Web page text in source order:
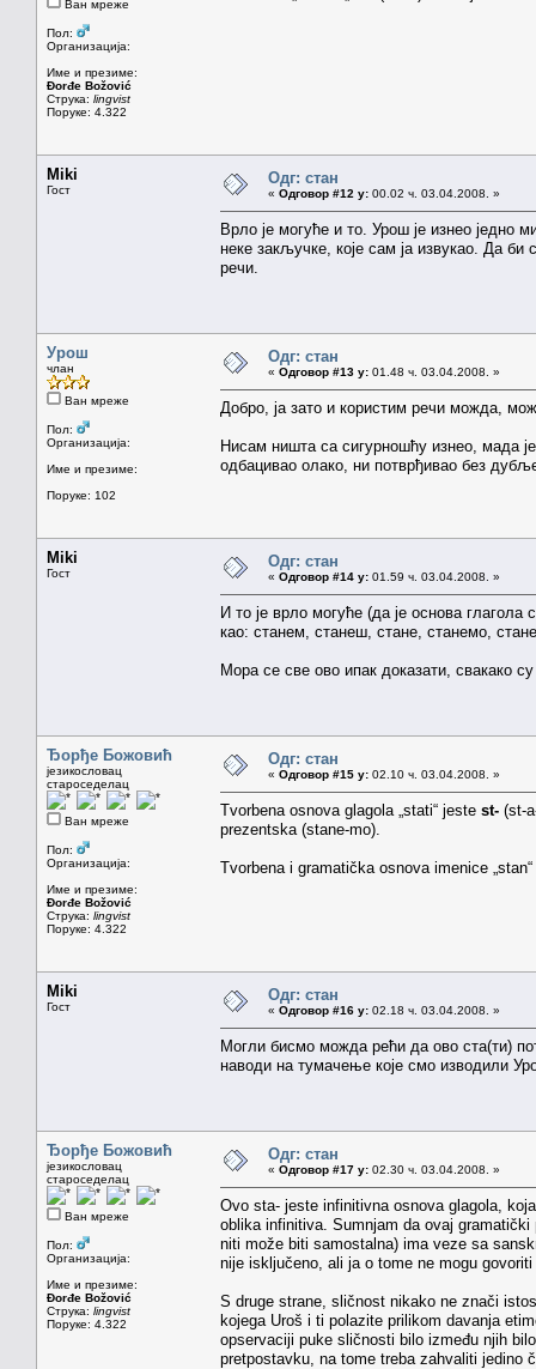
Ван мреже
Пол:
Организација:
Име и презиме:
Đorđe Božović
Струка: lingvist
Поруке: 4.322
Miki
Гост
Одг: стан
« Одговор #12 у: 00.02 ч. 03.04.2008. »
Врло је могуће и то. Урош је изнео једно
неке закључке, које сам ја извукао. Да би
речи.
Урош
члан
Ван мреже
Пол:
Организација:
Име и презиме:
Поруке: 102
Одг: стан
« Одговор #13 у: 01.48 ч. 03.04.2008. »
Добро, ја зато и користим речи можда,
Нисам ништа са сигурношћу изнео, мада
одбацивао олако, ни потврђивао без
Miki
Гост
Одг: стан
« Одговор #14 у: 01.59 ч. 03.04.2008. »
И то је врло могуће (да је основа
као: станем, станеш, стане, станемо,
Мора се све ово ипак доказати, свакако
Ђорђе Божовић
језикословац
староседелац
Ван мреже
Пол:
Организација:
Име и презиме:
Đorđe Božović
Струка: lingvist
Поруке: 4.322
Одг: стан
« Одговор #15 у: 02.10 ч. 03.04.2008. »
Tvorbena osnova glagola „stati“ jeste st- (st-
prezentska (stane-mo).
Tvorbena i gramatička osnova imenice
Miki
Гост
Одг: стан
« Одговор #16 у: 02.18 ч. 03.04.2008. »
Могли бисмо можда рећи да ово ста(ти)
наводи на тумачење које смо изводили
Ђорђе Божовић
језикословац
староседелац
Ван мреже
Пол:
Организација:
Име и презиме:
Đorđe Božović
Струка: lingvist
Поруке: 4.322
Одг: стан
« Одговор #17 у: 02.30 ч. 03.04.2008. »
Ovo sta- jeste infinitivna osnova glagola,
oblika infinitiva. Sumnjam da ovaj
niti može biti samostalna) ima veze sa
nije isključeno, ali ja o tome ne mogu
S druge strane, sličnost nikako ne znači
kojega Uroš i ti polazite prilikom davanja
opservaciji puke sličnosti bilo između njih
pretpostavku, na tome treba zahvaliti jedino